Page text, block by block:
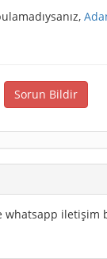
Sorun Bildir
iletişim